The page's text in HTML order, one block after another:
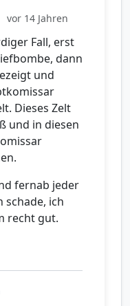
vor 14 Jahren
Fall, erst
dann
und
Dieses Zelt
und in diesen
fernab jeder
schade, ich
recht gut.